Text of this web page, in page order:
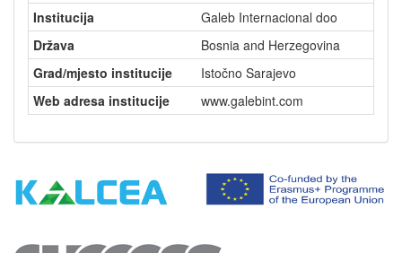
Institucija
Galeb Internacional doo
Država
Bosnia and Herzegovina
Grad/mjesto institucije
Istočno Sarajevo
Web adresa institucije
www.galebint.com